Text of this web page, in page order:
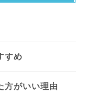
すめ
方がいい理由
ップ